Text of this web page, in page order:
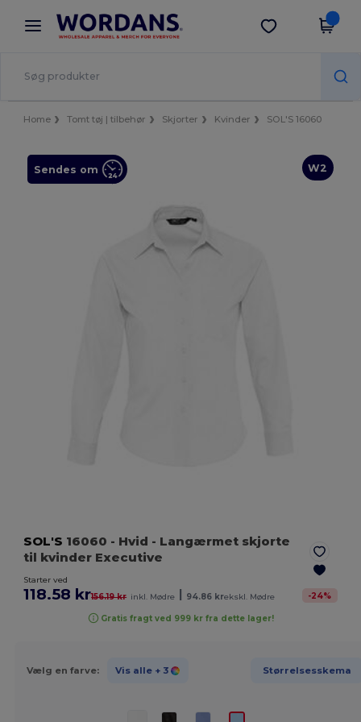
× Wordans-app
Bedre priser i appen!
Hent app
Home Tomt tøj | tilbehør Skjorter Kvinder SOL'S 16060
W2
Sendes om
SOL'S 16060 - Hvid - Langærmet skjorte
til kvinder Executive
Starter ved
118.58 kr156.19 kr inkl. Mødre 94.86 krekskl. Mødre -24%
Gratis fragt ved 999 kr fra dette lager!
Vælg en farve: Vis alle + 3 Størrelsesskema